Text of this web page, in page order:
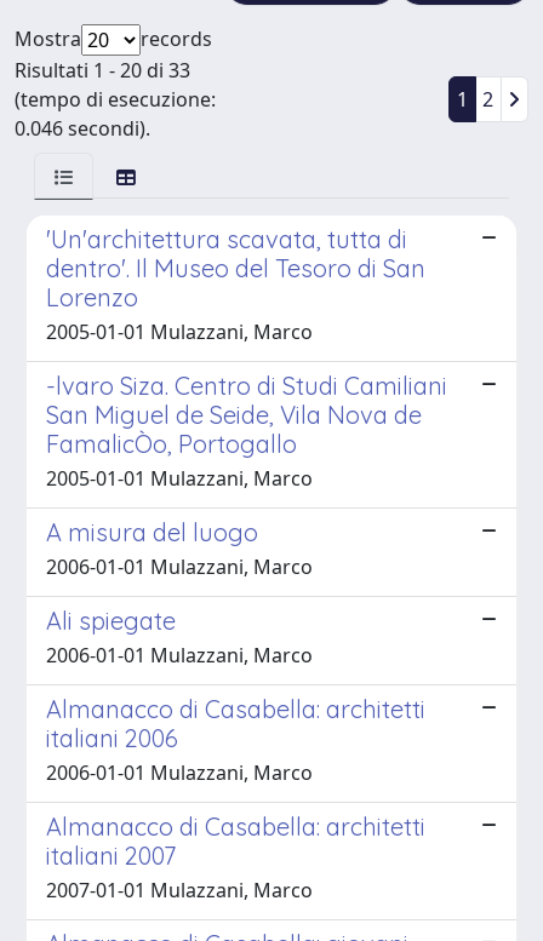
Mostra
records
Risultati 1 - 20 di 33
(tempo di esecuzione:
0.046 secondi).
1 2
'Un'architettura scavata, tutta di
dentro'. Il Museo del Tesoro di San
Lorenzo
2005-01-01 Mulazzani, Marco
-lvaro Siza. Centro di Studi Camiliani
San Miguel de Seide, Vila Nova de
FamalicÒo, Portogallo
2005-01-01 Mulazzani, Marco
A misura del luogo
2006-01-01 Mulazzani, Marco
Ali spiegate
2006-01-01 Mulazzani, Marco
Almanacco di Casabella: architetti
italiani 2006
2006-01-01 Mulazzani, Marco
Almanacco di Casabella: architetti
italiani 2007
2007-01-01 Mulazzani, Marco